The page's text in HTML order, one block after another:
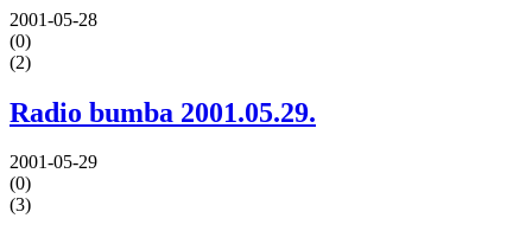
2001-05-28
(0)
(2)
Radio bumba 2001.05.29.
2001-05-29
(0)
(3)